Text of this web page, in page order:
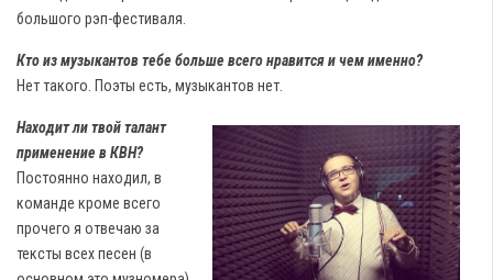
большого рэп-фестиваля.
Кто из музыкантов тебе больше всего нравится и чем именно?
Нет такого. Поэты есть, музыкантов нет.
Находит ли твой талант
применение в КВН?
Постоянно находил, в
команде кроме всего
прочего я отвечаю за
тексты всех песен (в